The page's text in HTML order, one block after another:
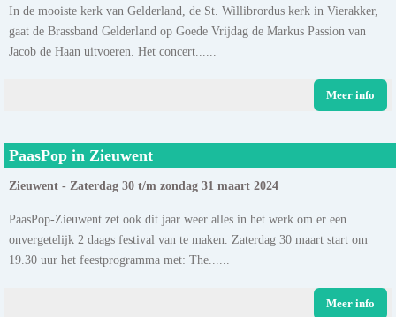
In de mooiste kerk van Gelderland, de St. Willibrordus kerk in Vierakker,
gaat de Brassband Gelderland op Goede Vrijdag de Markus Passion van
Jacob de Haan uitvoeren. Het concert......
Meer info
PaasPop in Zieuwent
Zieuwent - Zaterdag 30 t/m zondag 31 maart 2024
PaasPop-Zieuwent zet ook dit jaar weer alles in het werk om er een
onvergetelijk 2 daags festival van te maken. Zaterdag 30 maart start om
19.30 uur het feestprogramma met: The......
Meer info